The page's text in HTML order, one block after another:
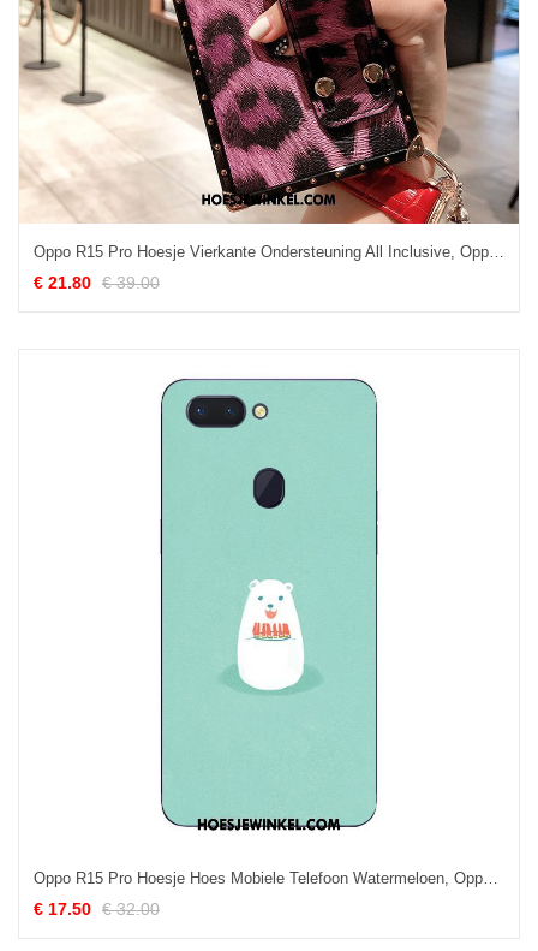
Oppo R15 Pro Hoesje Vierkante Ondersteuning All Inclusive, Oppo R15 Pro Hoesje Anti-fall Trendy Merk
€ 21.80 € 39.00
Oppo R15 Pro Hoesje Hoes Mobiele Telefoon Watermeloen, Oppo R15 Pro Hoesje Siliconen Vers
€ 17.50 € 32.00